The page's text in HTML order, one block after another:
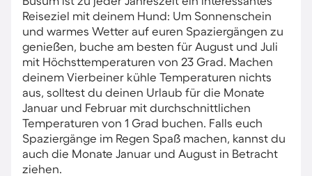
Reiseziel mit deinem Hund: Um Sonnenschein
und warmes Wetter auf euren Spaziergängen zu
genießen, buche am besten für August und Juli
mit Höchsttemperaturen von 23 Grad. Machen
deinem Vierbeiner kühle Temperaturen nichts
aus, solltest du deinen Urlaub für die Monate
Januar und Februar mit durchschnittlichen
Temperaturen von 1 Grad buchen. Falls euch
Spaziergänge im Regen Spaß machen, kannst du
auch die Monate Januar und August in Betracht
ziehen.